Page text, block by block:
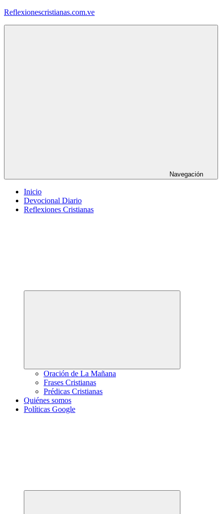
Saltar
Reflexionescristianas.com.ve
Navegación
Inicio
Devocional Diario
Reflexiones Cristianas
Oración de La Mañana
Frases Cristianas
Prédicas Cristianas
Quiénes somos
Políticas Google